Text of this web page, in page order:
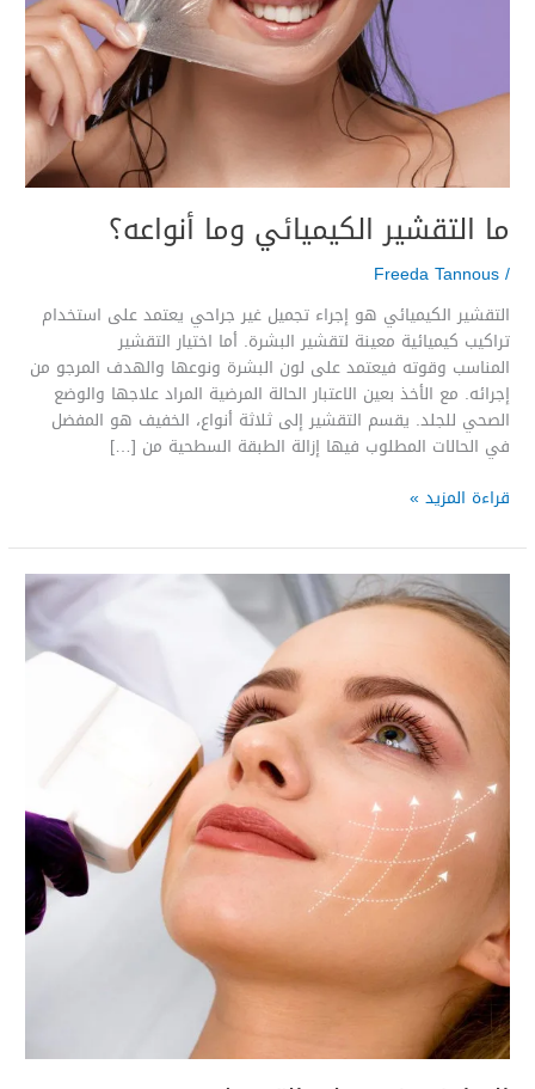
ما التقشير الكيميائي وما أنواعه؟
/
Freeda Tannous
التقشير الكيميائي هو إجراء تجميل غير جراحي يعتمد على استخدام
تراكيب كيميائية معينة لتقشير البشرة. أما اختيار التقشير
المناسب وقوته فيعتمد على لون البشرة ونوعها والهدف المرجو من
إجرائه. مع الأخذ بعين الاعتبار الحالة المرضية المراد علاجها والوضع
الصحي للجلد. يقسم التقشير إلى ثلاثة أنواع، الخفيف هو المفضل
في الحالات المطلوب فيها إزالة الطبقة السطحية من […]
قراءة المزيد »
في
علم
التجميل